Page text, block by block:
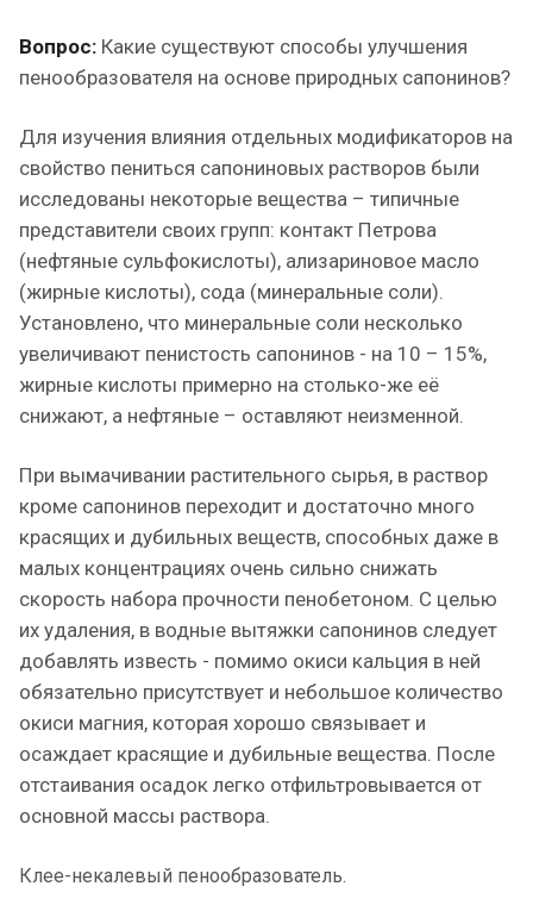
Вопрос: Какие существуют способы улучшения
пенообразователя на основе природных сапонинов?
Для изучения влияния отдельных модификаторов на
свойство пениться сапониновых растворов были
исследованы некоторые вещества – типичные
представители своих групп: контакт Петрова
(нефтяные сульфокислоты), ализариновое масло
(жирные кислоты), сода (минеральные соли).
Установлено, что минеральные соли несколько
увеличивают пенистость сапонинов - на 10 – 15%,
жирные кислоты примерно на столько-же её
снижают, а нефтяные – оставляют неизменной.
При вымачивании растительного сырья, в раствор
кроме сапонинов переходит и достаточно много
красящих и дубильных веществ, способных даже в
малых концентрациях очень сильно снижать
скорость набора прочности пенобетоном. С целью
их удаления, в водные вытяжки сапонинов следует
добавлять известь - помимо окиси кальция в ней
обязательно присутствует и небольшое количество
окиси магния, которая хорошо связывает и
осаждает красящие и дубильные вещества. После
отстаивания осадок легко отфильтровывается от
основной массы раствора.
Клее-некалевый пенообразователь.